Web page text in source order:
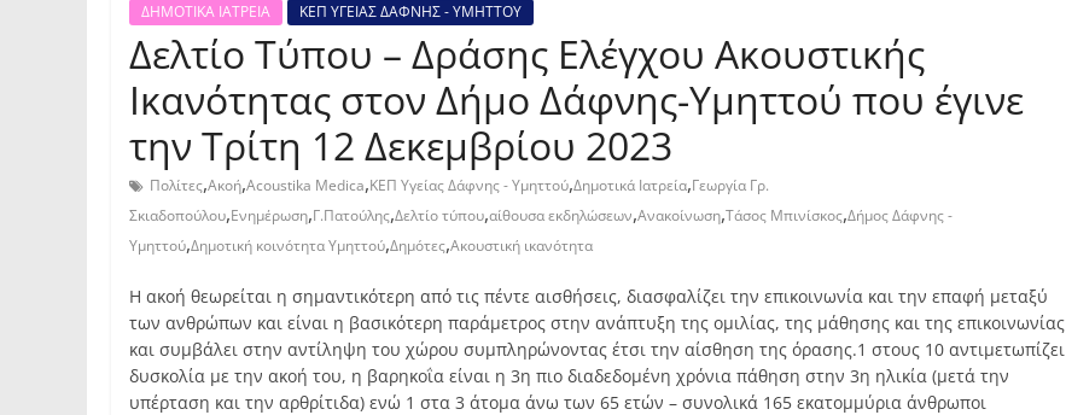
ΔΗΜΟΤΙΚΑ ΙΑΤΡΕΙΑ ΚΕΠ ΥΓΕΙΑΣ ΔΑΦΝΗΣ - ΥΜΗΤΤΟΥ
Δελτίο Τύπου – Δράσης Ελέγχου Ακουστικής
Ικανότητας στον Δήμο Δάφνης-Υμηττού που έγινε
την Τρίτη 12 Δεκεμβρίου 2023
Πολίτες,Ακοή,Acoustika Medica,ΚΕΠ Υγείας Δάφνης - Υμηττού,Δημοτικά Ιατρεία,Γεωργία Γρ.
Σκιαδοπούλου,Ενημέρωση,Γ.Πατούλης,Δελτίο τύπου,αίθουσα εκδηλώσεων,Ανακοίνωση,Τάσος Μπινίσκος,Δήμος Δάφνης -
Υμηττού,Δημοτική κοινότητα Υμηττού,Δημότες,Ακουστική ικανότητα
Η ακοή θεωρείται η σημαντικότερη από τις πέντε αισθήσεις, διασφαλίζει την επικοινωνία και την επαφή μεταξύ
των ανθρώπων και είναι η βασικότερη παράμετρος στην ανάπτυξη της ομιλίας, της μάθησης και της επικοινωνίας
και συμβάλει στην αντίληψη του χώρου συμπληρώνοντας έτσι την αίσθηση της όρασης.1 στους 10 αντιμετωπίζει
δυσκολία με την ακοή του, η βαρηκοΐα είναι η 3η πιο διαδεδομένη χρόνια πάθηση στην 3η ηλικία (μετά την
υπέρταση και την αρθρίτιδα) ενώ 1 στα 3 άτομα άνω των 65 ετών – συνολικά 165 εκατομμύρια άνθρωποι